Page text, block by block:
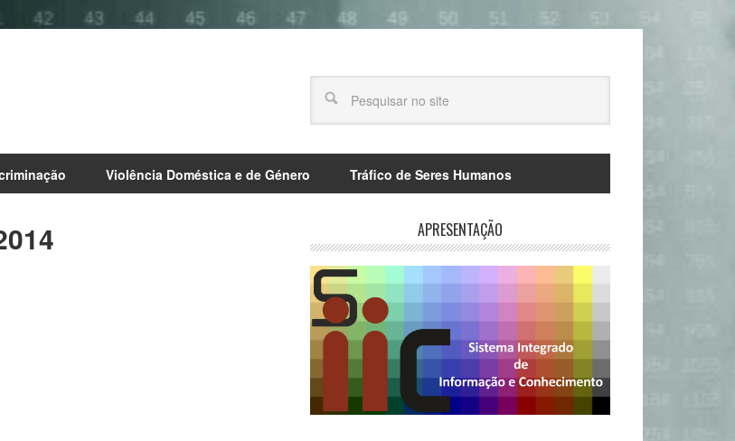
Violência Doméstica e de Género Tráfico de Seres Humanos
APRESENTAÇÃO